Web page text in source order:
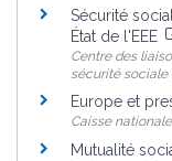
Sécurité
État de l'EEE
Centre des
sécurité sociale
Europe et
Caisse
Mutualité